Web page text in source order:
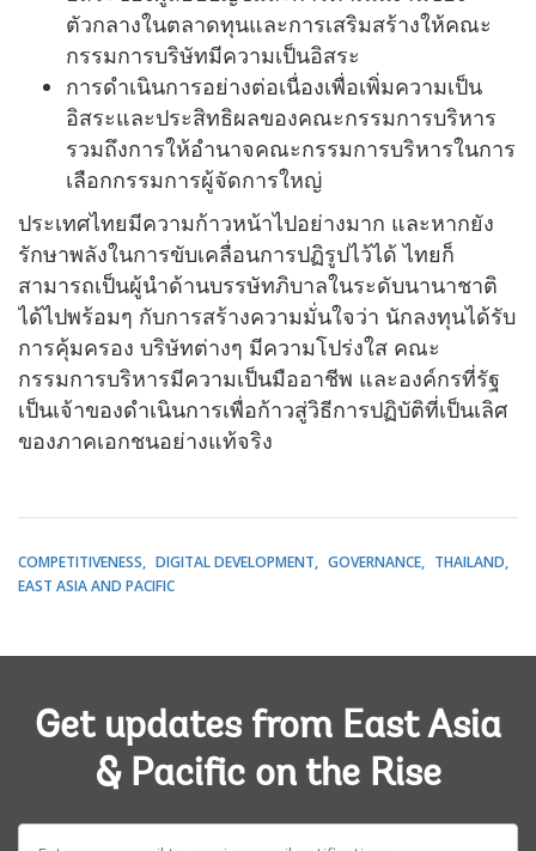
ตัวกลางในตลาดทุนและการเสริมสร้างให้คณะ
กรรมการบริษัทมีความเป็นอิสระ
การดำเนินการอย่างต่อเนื่องเพื่อเพิ่มความเป็น
อิสระและประสิทธิผลของคณะกรรมการบริหาร
รวมถึงการให้อำนาจคณะกรรมการบริหารในการ
เลือกกรรมการผู้จัดการใหญ่
ประเทศไทยมีความก้าวหน้าไปอย่างมาก และหากยัง
รักษาพลังในการขับเคลื่อนการปฏิรูปไว้ได้ ไทยก็
สามารถเป็นผู้นำด้านบรรษัทภิบาลในระดับนานาชาติ
ได้ไปพร้อมๆ กับการสร้างความมั่นใจว่า นักลงทุนได้รับ
การคุ้มครอง บริษัทต่างๆ มีความโปร่งใส คณะ
กรรมการบริหารมีความเป็นมืออาชีพ และองค์กรที่รัฐ
เป็นเจ้าของดำเนินการเพื่อก้าวสู่วิธีการปฏิบัติที่เป็นเลิศ
ของภาคเอกชนอย่างแท้จริง
COMPETITIVENESS DIGITAL DEVELOPMENT GOVERNANCE
THAILAND
EAST ASIA AND PACIFIC
Get updates from East Asia
& Pacific on the Rise
E-